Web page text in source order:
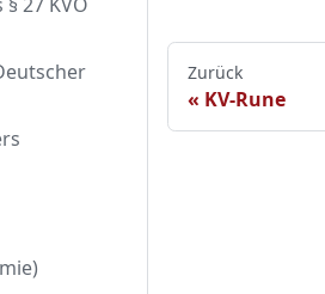
Zurück
KV-Rune